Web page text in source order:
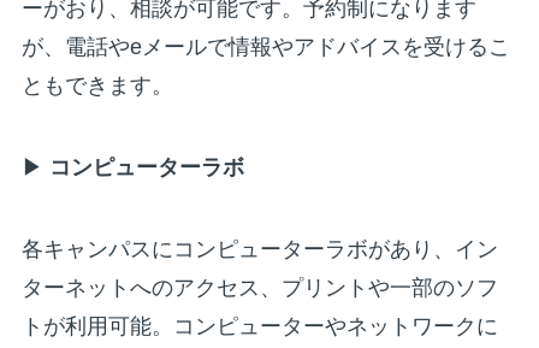
ーがおり、相談が可能です。予約制になります
が、電話やeメールで情報やアドバイスを受けるこ
ともできます。
▶ コンピューターラボ
各キャンパスにコンピューターラボがあり、イン
ターネットへのアクセス、プリントや一部のソフ
トが利用可能。コンピューターやネットワークに